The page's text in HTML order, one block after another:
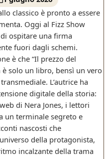
classico è pronto a essere
Oggi al Fizz Show
ospitare una firma
fuori dagli schemi.
è che “Il prezzo del
solo un libro, bensì un vero
L’autrice ha
digitale della storia:
di Nera Jones, i lettori
un terminale segreto e
nascosti che
della protagonista,
incalzante della trama